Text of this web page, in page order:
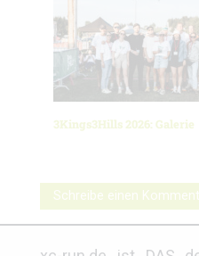
3Kings3Hills 2026: Galerie
Schreibe einen